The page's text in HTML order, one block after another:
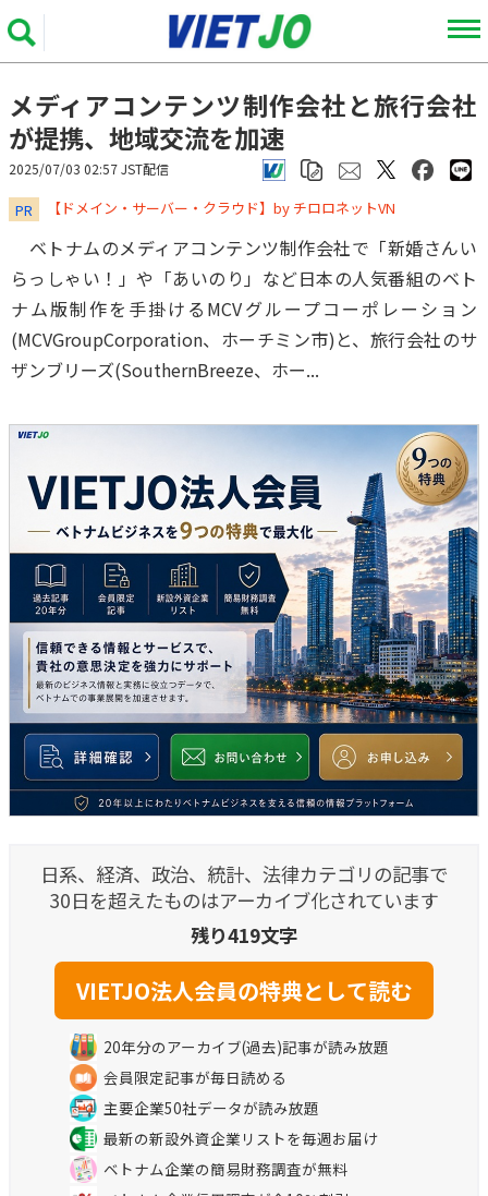
メディアコンテンツ制作会社と旅行会社
が提携、地域交流を加速
2025/07/03 02:57 JST配信
PR ​​​​​​​【ドメイン・サーバー・クラウド】by チロロネットVN
ベトナムのメディアコンテンツ制作会社で「新婚さんい
らっしゃい！」や「あいのり」など日本の人気番組のベト
ナム版制作を手掛けるMCVグループコーポレーション
(MCVGroupCorporation、ホーチミン市)と、旅行会社のサ
ザンブリーズ(SouthernBreeze、ホー...
日系、経済、政治、統計、法律カテゴリの記事で
30日を超えたものはアーカイブ化されています
残り419文字
20年分のアーカイブ(過去)記事が読み放題
会員限定記事が毎日読める
主要企業50社データが読み放題
最新の新設外資企業リストを毎週お届け
ベトナム企業の簡易財務調査が無料